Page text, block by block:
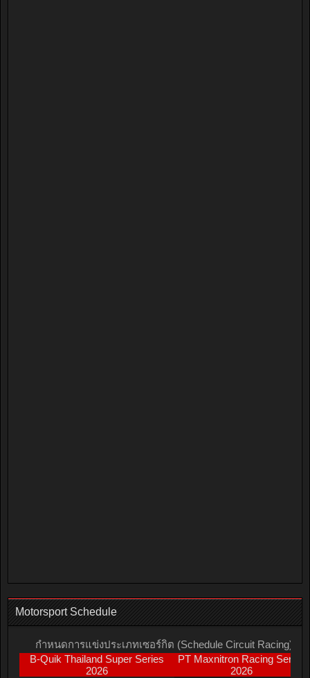
Motorsport Schedule
กำหนดการแข่งประเภทเซอร์กิต (Schedule Circuit Racing)
B-Quik Thailand Super Series
2026
PT Maxnitron Racing Series
2026